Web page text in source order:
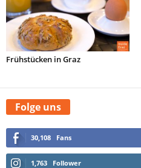
Frühstücken in Graz
Folge uns
30,108 Fans
1,763 Follower